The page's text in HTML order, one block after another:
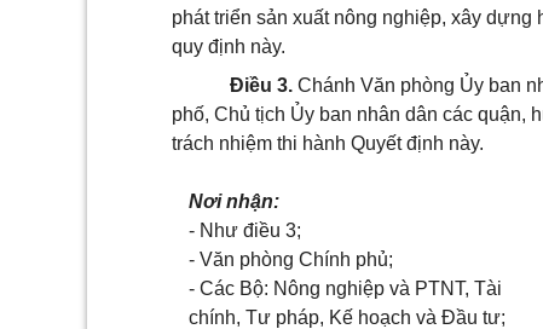
phát triển sản xuất nông nghiệp, xây
quy định này.
Điều 3. Chánh Văn phòng Ủy ban
phố, Chủ tịch Ủy ban nhân dân các quận,
trách nhiệm thi hành Quyết định này.
Nơi nhận:
- Như điều 3;
-Văn phòngChính phủ;
-Các Bộ: Nông nghiệp và PTNT, Tài
chính, Tư pháp, Kế hoạch và Đầu tư;